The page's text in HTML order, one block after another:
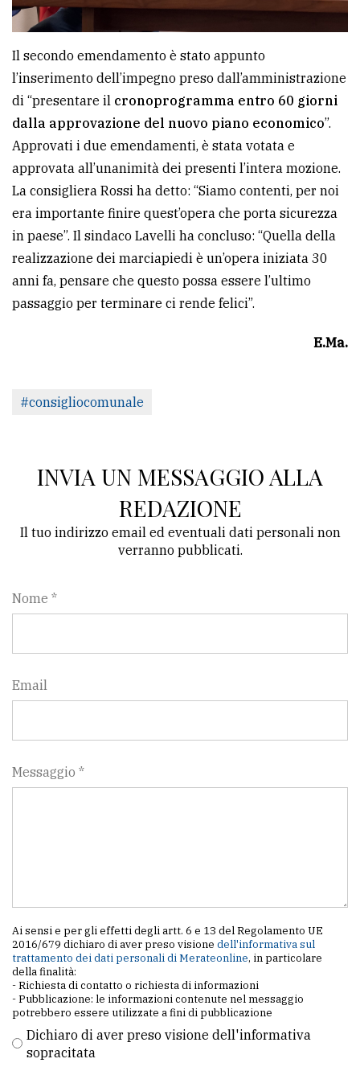
Il secondo emendamento è stato appunto
l’inserimento dell’impegno preso dall’amministrazione
di “presentare il cronoprogramma entro 60 giorni
dalla approvazione del nuovo piano economico”.
Approvati i due emendamenti, è stata votata e
approvata all’unanimità dei presenti l’intera mozione.
La consigliera Rossi ha detto: “Siamo contenti, per noi
era importante finire quest’opera che porta sicurezza
in paese”. Il sindaco Lavelli ha concluso: “Quella della
realizzazione dei marciapiedi è un’opera iniziata 30
anni fa, pensare che questo possa essere l’ultimo
passaggio per terminare ci rende felici”.
E.Ma.
#consigliocomunale
INVIA UN MESSAGGIO ALLA
REDAZIONE
Il tuo indirizzo email ed eventuali dati personali non
verranno pubblicati.
Nome *
Email
Messaggio *
Ai sensi e per gli effetti degli artt. 6 e 13 del Regolamento UE
2016/679 dichiaro di aver preso visione dell'informativa sul
trattamento dei dati personali di Merateonline, in particolare
della finalità:
- Richiesta di contatto o richiesta di informazioni
- Pubblicazione: le informazioni contenute nel messaggio
potrebbero essere utilizzate a fini di pubblicazione
Dichiaro di aver preso visione dell'informativa
sopracitata